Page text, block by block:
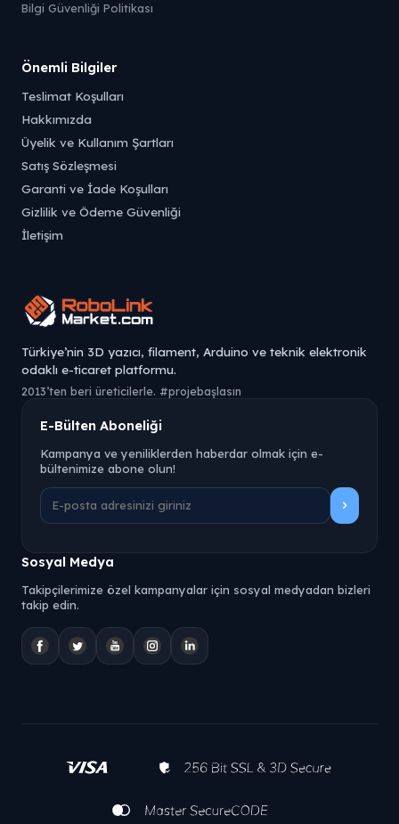
Bilgi Güvenliği Politikası
Önemli Bilgiler
Teslimat Koşulları
Hakkımızda
Üyelik ve Kullanım Şartları
Satış Sözleşmesi
Garanti ve İade Koşulları
Gizlilik ve Ödeme Güvenliği
İletişim
Türkiye’nin 3D yazıcı, filament, Arduino ve teknik elektronik
odaklı e-ticaret platformu.
2013’ten beri üreticilerle. #projebaşlasın
E-Bülten Aboneliği
Kampanya ve yeniliklerden haberdar olmak için e-
bültenimize abone olun!
Sosyal Medya
Takipçilerimize özel kampanyalar için sosyal medyadan bizleri
takip edin.